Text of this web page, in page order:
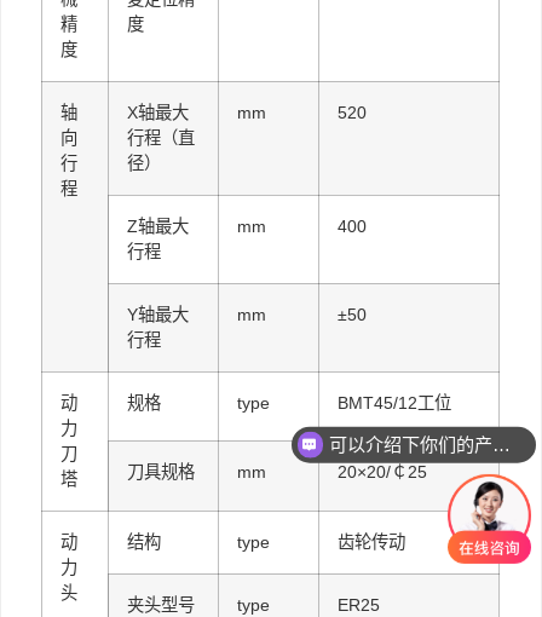
精
度
度
轴
向
行
程
X轴最大
行程（直
径）
mm 520
Z轴最大
行程
mm 400
Y轴最大
行程
mm ±50
动
力
刀
塔
规格 type BMT45/12工位
刀具规格 mm 20×20/￠25
动
力
头
结构 type 齿轮传动
夹头型号 type ER25
可以介绍下你们的产品么